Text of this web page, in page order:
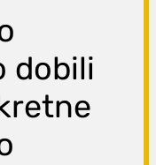
dobili